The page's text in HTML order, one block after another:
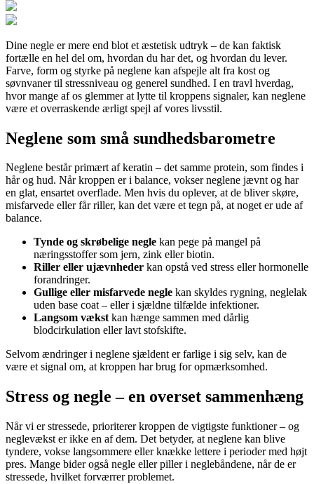
Dine negle er mere end blot et æstetisk udtryk – de kan faktisk
fortælle en hel del om, hvordan du har det, og hvordan du lever.
Farve, form og styrke på neglene kan afspejle alt fra kost og
søvnvaner til stressniveau og generel sundhed. I en travl hverdag,
hvor mange af os glemmer at lytte til kroppens signaler, kan neglene
være et overraskende ærligt spejl af vores livsstil.
Neglene som små sundhedsbarometre
Neglene består primært af keratin – det samme protein, som findes i
hår og hud. Når kroppen er i balance, vokser neglene jævnt og har
en glat, ensartet overflade. Men hvis du oplever, at de bliver skøre,
misfarvede eller får riller, kan det være et tegn på, at noget er ude af
balance.
Tynde og skrøbelige negle kan pege på mangel på
næringsstoffer som jern, zink eller biotin.
Riller eller ujævnheder kan opstå ved stress eller hormonelle
forandringer.
Gullige eller misfarvede negle kan skyldes rygning, neglelak
uden base coat – eller i sjældne tilfælde infektioner.
Langsom vækstkan hænge sammen med dårlig
blodcirkulation eller lavt stofskifte.
Selvom ændringer i neglene sjældent er farlige i sig selv, kan de
være et signal om, at kroppen har brug for opmærksomhed.
Stress og negle – en overset sammenhæng
Når vi er stressede, prioriterer kroppen de vigtigste funktioner – og
neglevækst er ikke en af dem. Det betyder, at neglene kan blive
tyndere, vokse langsommere eller knække lettere i perioder med højt
pres. Mange bider også negle eller piller i neglebåndene, når de er
stressede, hvilket forværrer problemet.